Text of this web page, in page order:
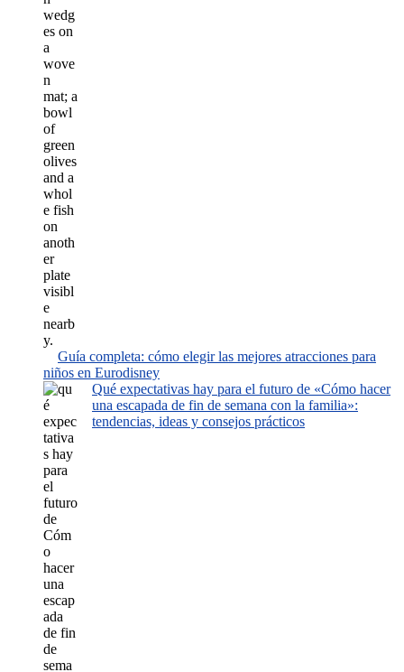
Guía completa: cómo elegir las mejores atracciones para
niños en Eurodisney
Qué expectativas hay para el futuro de «Cómo hacer
una escapada de fin de semana con la familia»:
tendencias, ideas y consejos prácticos